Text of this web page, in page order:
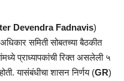
Devendra Fadnavis)
समितीसोबतच्याबैठकीत
प्राध्यापकांची रिक्त असलेली ५
यासंबंधीचा शासन निर्णय (GR)